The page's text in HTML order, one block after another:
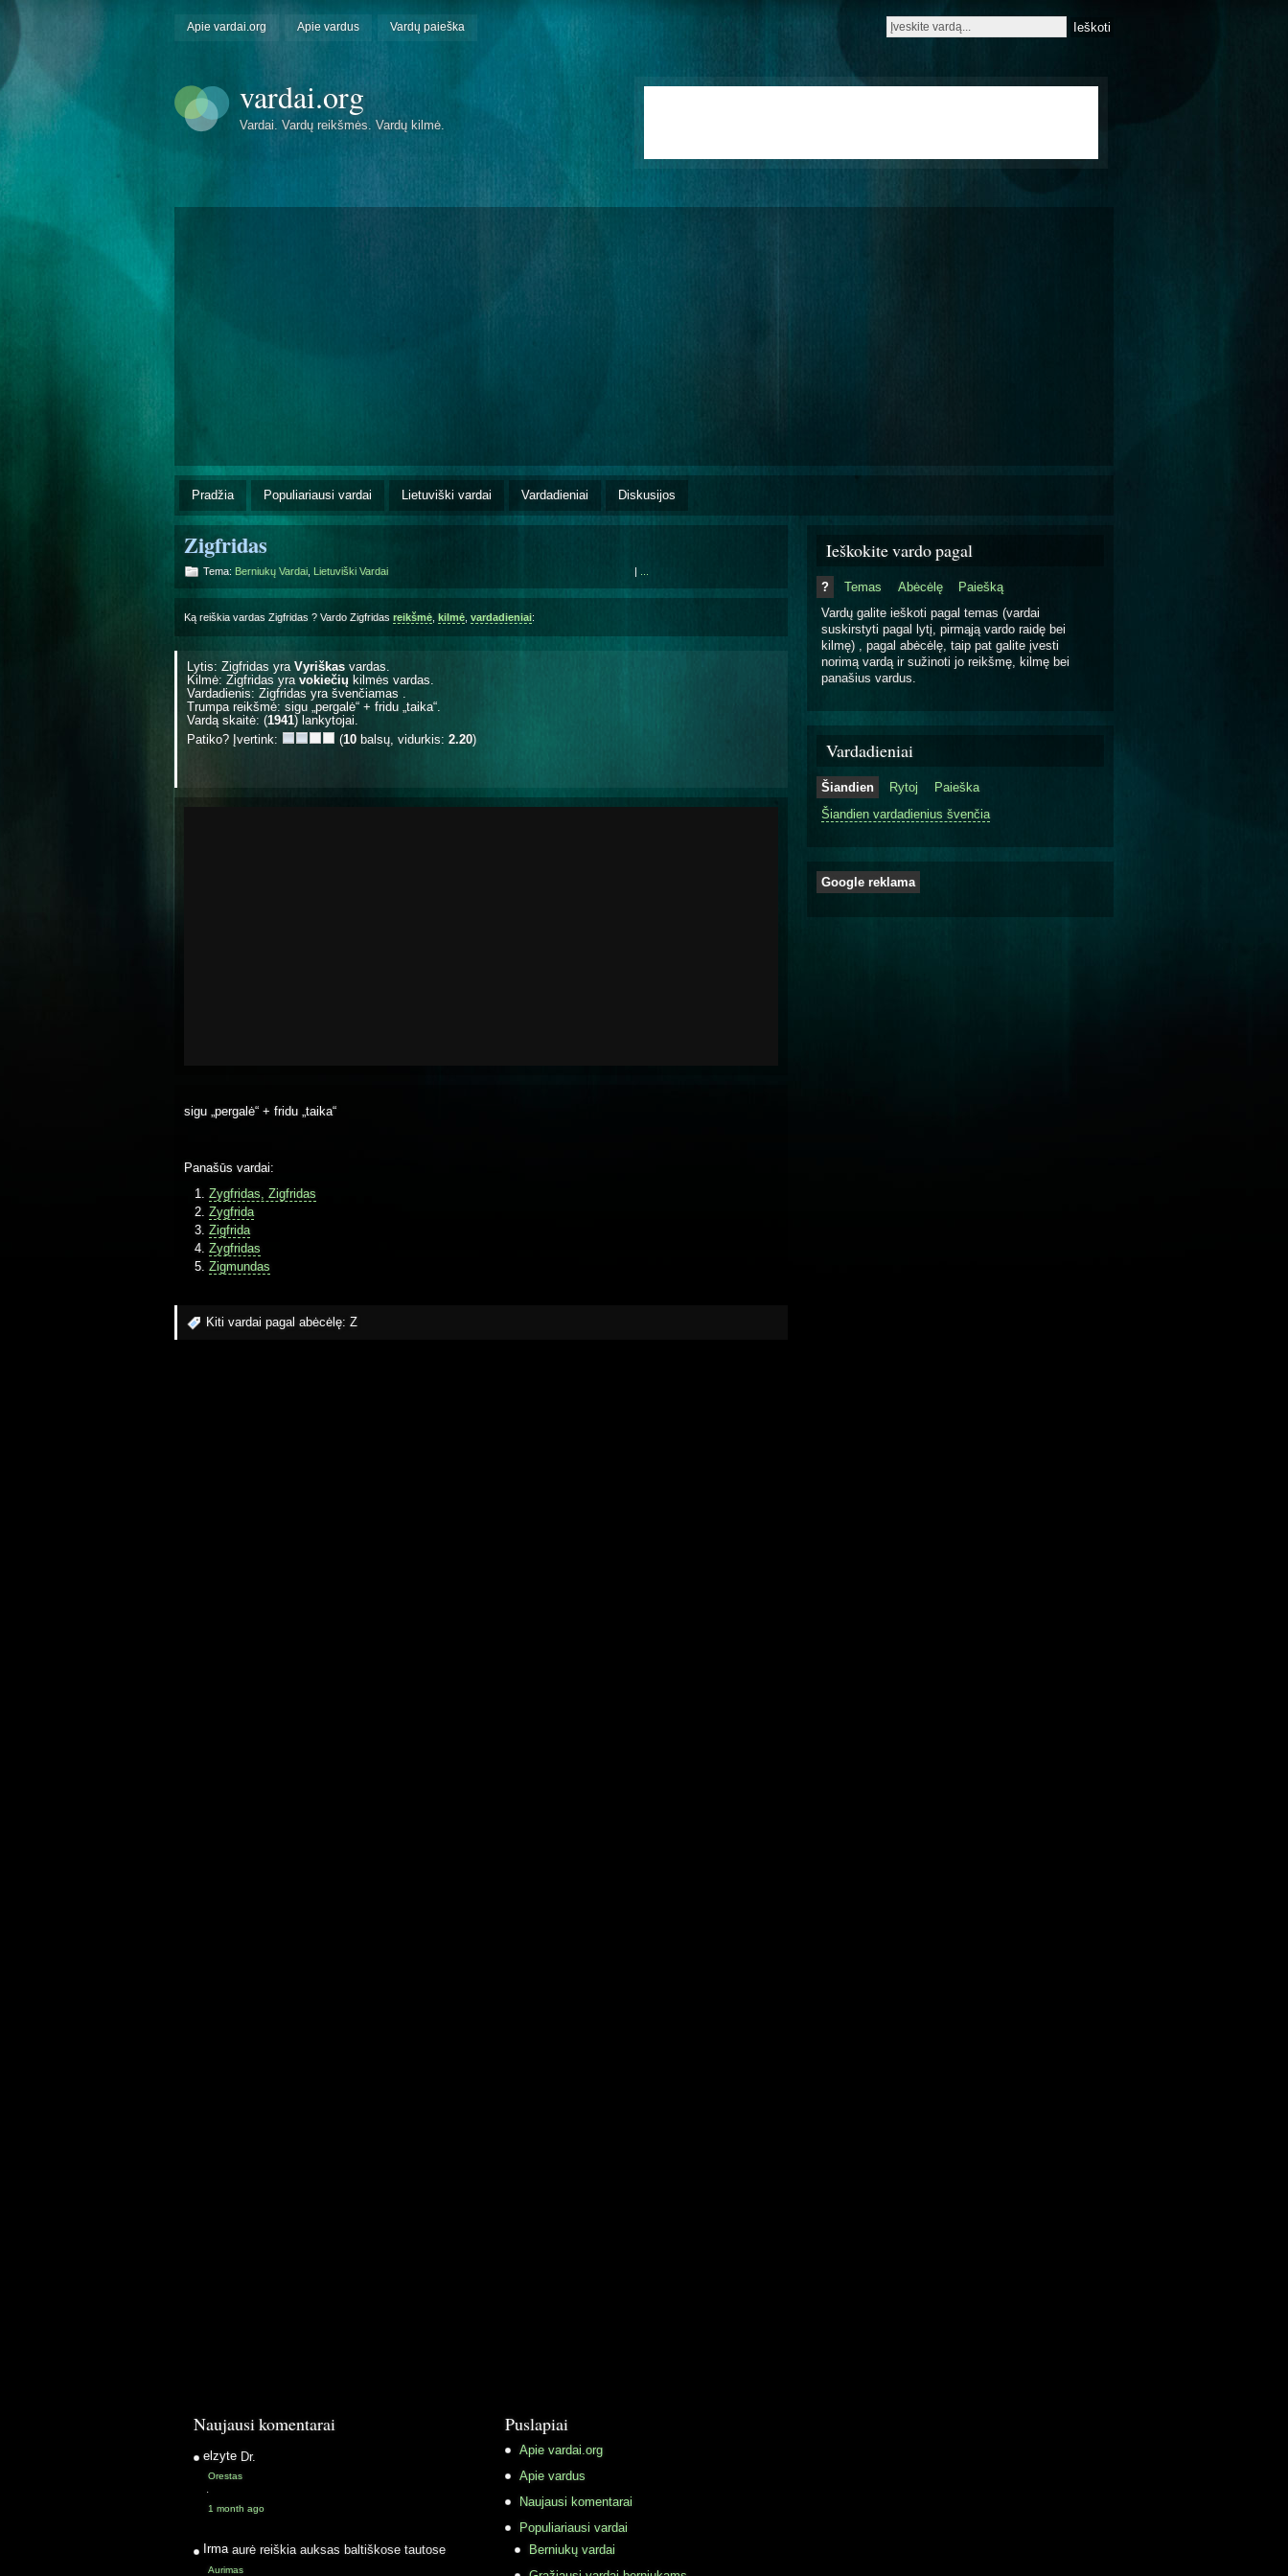
Apie vardai.org Apie vardus Vardų paieška
vardai.org
Vardai. Vardų reikšmės. Vardų kilmė.
Pradžia Populiariausi vardai Lietuviški vardai Vardadieniai Diskusijos
Zigfridas
Tema: Berniukų Vardai Lietuviški Vardai |
Ką reiškia vardas Zigfridas ? Vardo Zigfridas reikšmė kilmė vardadieniai:
Lytis: Zigfridas yra Vyriškas vardas.
Kilmė: Zigfridas yra vokiečių kilmės vardas.
Vardadienis: Zigfridas yra švenčiamas
Trumpa reikšmė: sigu „pergalė“ + fridu „taika“.
Vardą skaitė: (1941) lankytojai.
Patiko? Įvertink:
(10 balsų, vidurkis: 2.20)
sigu „pergalė“ + fridu „taika“
Panašūs vardai:
Zygfridas, Zigfridas
Zygfrida
Zigfrida
Zygfridas
Zigmundas
Kiti vardai pagal abėcėlę: Z
Ieškokite vardo pagal
? Temas Abėcėlę
Paiešką
Vardų galite ieškoti pagal temas (vardai
suskirstyti pagal lytį, pirmąją vardo raidę bei
kilmę) , pagal abėcėlę, taip pat galite įvesti
norimą vardą ir sužinoti jo reikšmę, kilmę bei
panašius vardus.
Vardadieniai
Šiandien Rytoj
Paieška
Šiandien vardadienius švenčia
Google reklama
Naujausi komentarai
elzyte Dr.
Orestas
·
1 month ago
Irma aurė reiškia auksas baltiškose tautose
Aurimas
Puslapiai
Apie vardai.org
Apie vardus
Naujausi komentarai
Populiariausi vardai
Berniukų vardai